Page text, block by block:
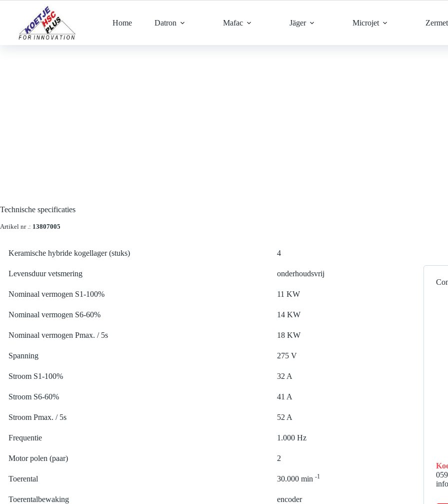
inhoud
Home Datron Mafac Jäger Microjet Zermet
Technische specificaties
Artikel nr .: 13807005
Keramische hybride kogellager (stuks) 4
Levensduur vetsmering onderhoudsvrij
Nominaal vermogen S1-100% 11 KW
Nominaal vermogen S6-60% 14 KW
Nominaal vermogen Pmax. / 5s 18 KW
Spanning 275 V
Stroom S1-100% 32 A
Stroom S6-60% 41 A
Stroom Pmax. / 5s 52 A
Frequentie 1.000 Hz
Motor polen (paar) 2
Toerental 30.000 min -1
Toerentalbewaking encoder